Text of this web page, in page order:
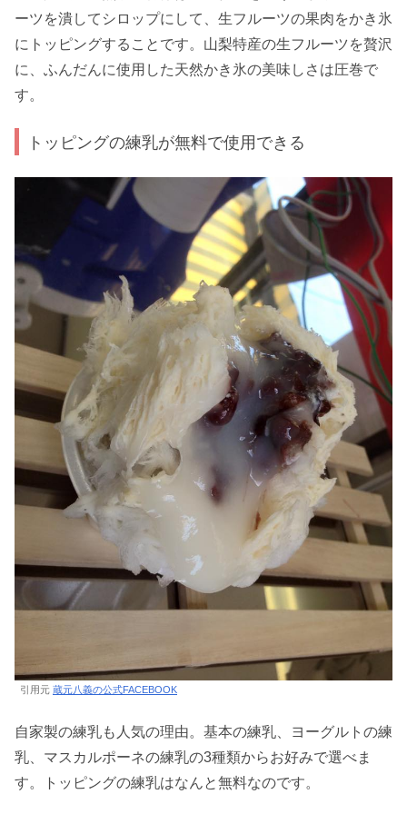
ーツを潰してシロップにして、生フルーツの果肉をかき氷
にトッピングすることです。山梨特産の生フルーツを贅沢
に、ふんだんに使用した天然かき氷の美味しさは圧巻で
す。
トッピングの練乳が無料で使用できる
引用元 蔵元八義の公式FACEBOOK
自家製の練乳も人気の理由。基本の練乳、ヨーグルトの練
乳、マスカルポーネの練乳の3種類からお好みで選べま
す。トッピングの練乳はなんと無料なのです。